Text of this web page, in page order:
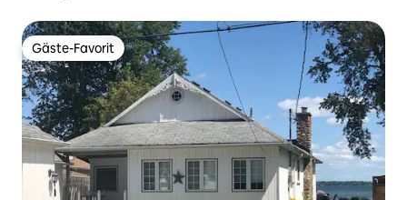
Gäste-Favorit
Gäste-Favorit